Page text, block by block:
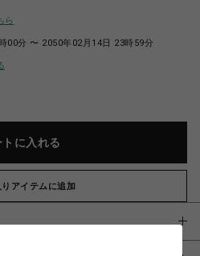
ら
00分 〜 2050年02月14日 23時59分
トに入れる
りアイテムに追加